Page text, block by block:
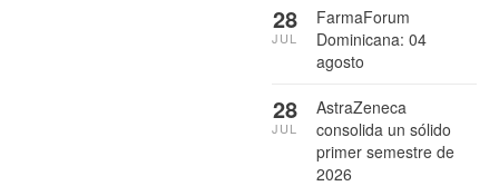
FarmaForum
Dominicana: 04
agosto
28
JUL
AstraZeneca
consolida un sólido
primer semestre de
2026
28
JUL